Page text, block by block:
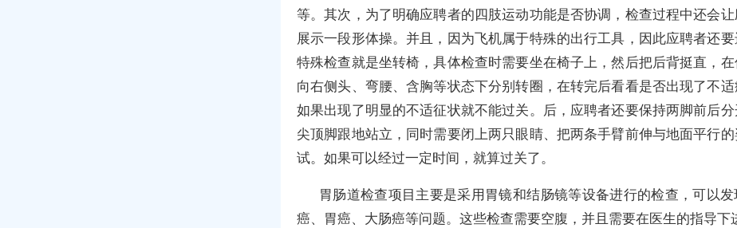
等。其次，为了明确应聘者的四肢运动功能是否协调，检查过程中还会
展示一段形体操。并且，因为飞机属于特殊的出行工具，因此应聘者还
特殊检查就是坐转椅，具体检查时需要坐在椅子上，然后把后背挺直，在
向右侧头、弯腰、含胸等状态下分别转圈，在转完后看看是否出现了不适
如果出现了明显的不适征状就不能过关。后，应聘者还要保持两脚前后
尖顶脚跟地站立，同时需要闭上两只眼睛、把两条手臂前伸与地面平行
试。如果可以经过一定时间，就算过关了。
胃肠道检查项目主要是采用胃镜和结肠镜等设备进行的检查，可以
癌、胃癌、大肠癌等问题。这些检查需要空腹，并且需要在医生的指导下